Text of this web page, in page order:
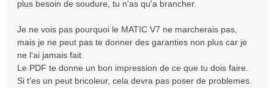
plus besoin de soudure, tu n'as qu'a brancher.
Je ne vois pas pourquoi le MATIC V7 ne marcherais pas,
mais je ne peut pas te donner des garanties non plus car je
ne l'ai jamais fait.
Le PDF te donne un bon impression de ce que tu dois faire.
Si t'es un peut bricoleur, cela devra pas poser de problemes.